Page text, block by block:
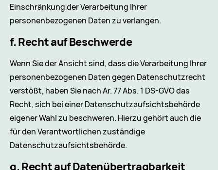
Einschränkung der Verarbeitung Ihrer
personenbezogenen Daten zu verlangen.
f. Recht auf Beschwerde
Wenn Sie der Ansicht sind, dass die Verarbeitung Ihrer
personenbezogenen Daten gegen Datenschutzrecht
verstößt, haben Sie nach Ar. 77 Abs. 1 DS-GVO das
Recht, sich bei einer Datenschutzaufsichtsbehörde
eigener Wahl zu beschweren. Hierzu gehört auch die
für den Verantwortlichen zuständige
Datenschutzaufsichtsbehörde.
g. Recht auf Datenübertragbarkeit